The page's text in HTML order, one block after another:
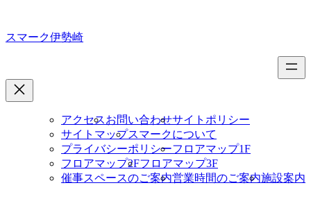
を
ッ
プ
スマーク伊勢崎
アクセスお問い合わせサイトポリシー
サイトマップスマークについて
プライバシーポリシーフロアマップ1F
フロアマップ2Fフロアマップ3F
催事スペースのご案内営業時間のご案内施設案内